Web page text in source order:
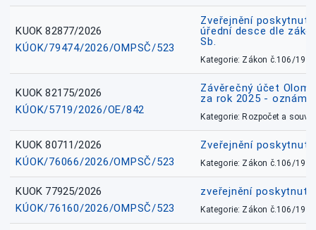
KUOK 82877/2026
KÚOK/79474/2026/OMPSČ/523
Zveřejnění
úřední desce dle
Sb.
Kategorie: Zákon č.106/1999
KUOK 82175/2026
KÚOK/5719/2026/OE/842
Závěrečný účet
za rok 2025 -
Kategorie: Rozpočet a
KUOK 80711/2026
KÚOK/76066/2026/OMPSČ/523
Zveřejnění
Kategorie: Zákon č.106/1999
KUOK 77925/2026
KÚOK/76160/2026/OMPSČ/523
zveřejnění
Kategorie: Zákon č.106/1999